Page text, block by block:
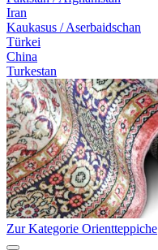
Iran
Kaukasus / Aserbaidschan
Türkei
China
Turkestan
Zur Kategorie Orientteppiche